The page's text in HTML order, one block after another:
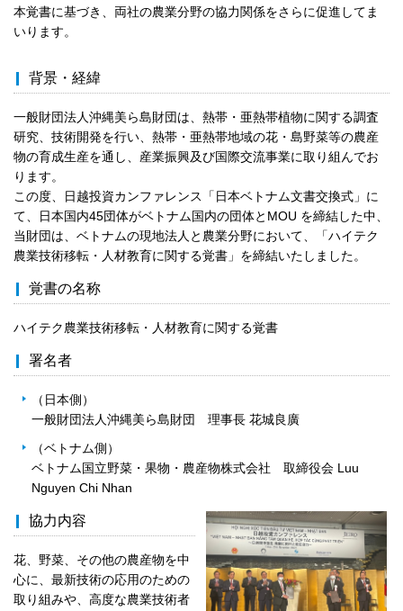
本覚書に基づき、両社の農業分野の協力関係をさらに促進してま
いります。
背景・経緯
一般財団法人沖縄美ら島財団は、熱帯・亜熱帯植物に関する調査
研究、技術開発を行い、熱帯・亜熱帯地域の花・島野菜等の農産
物の育成生産を通し、産業振興及び国際交流事業に取り組んでお
ります。
この度、日越投資カンファレンス「日本ベトナム文書交換式」に
て、日本国内45団体がベトナム国内の団体とMOU を締結した中、
当財団は、ベトナムの現地法人と農業分野において、「ハイテク
農業技術移転・人材教育に関する覚書」を締結いたしました。
覚書の名称
ハイテク農業技術移転・人材教育に関する覚書
署名者
（日本側）
一般財団法人沖縄美ら島財団 理事長 花城良廣
（ベトナム側）
ベトナム国立野菜・果物・農産物株式会社 取締役会 Luu
Nguyen Chi Nhan
協力内容
花、野菜、その他の農産物を中
心に、最新技術の応用のための
取り組みや、高度な農業技術者